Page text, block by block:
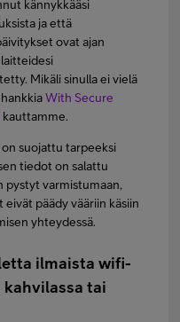
kännykkääsi
ja että
ovat ajan
laitteidesi
Mikäli sinulla ei vielä
With Secure
kauttamme.
suojattu tarpeeksi
tiedot on salattu
pystyt varmistumaan,
päädy vääriin käsiin
yhteydessä.
ilmaista wifi-
tai